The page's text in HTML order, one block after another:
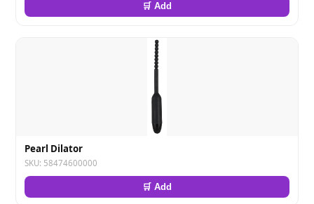
🛒 Add
Pearl Dilator
SKU: 58474600000
🛒 Add